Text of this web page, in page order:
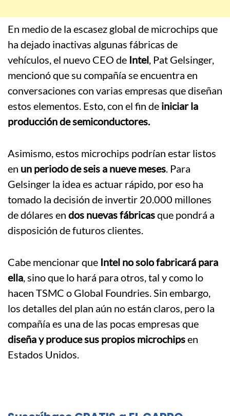
En medio de la escasez global de microchips que
ha dejado inactivas algunas fábricas de
vehículos, el nuevo CEO de Intel, Pat Gelsinger,
mencionó que su compañía se encuentra en
conversaciones con varias empresas que diseñan
estos elementos. Esto, con el fin de iniciar la
producción de semiconductores.
Asimismo, estos microchips podrían estar listos
en un periodo de seis a nueve meses. Para
Gelsinger la idea es actuar rápido, por eso ha
tomado la decisión de invertir 20.000 millones
de dólares en dos nuevas fábricasque pondrá a
disposición de futuros clientes.
Cabe mencionar que Intel no solo fabricará para
ella, sino que lo hará para otros, tal y como lo
hacen TSMC o Global Foundries. Sin embargo,
los detalles del plan aún no están claros, pero la
compañía es una de las pocas empresas que
diseña y produce sus propios microchipsen
Estados Unidos.